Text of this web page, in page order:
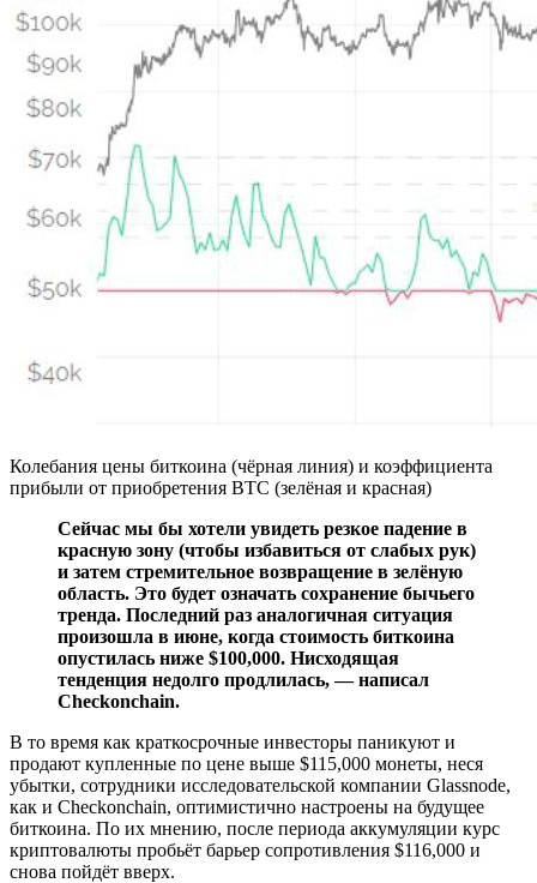
Колебания цены биткоина (чёрная линия) и коэффициента
прибыли от приобретения BTC (зелёная и красная)
Сейчас мы бы хотели увидеть резкое падение в
красную зону (чтобы избавиться от слабых рук)
и затем стремительное возвращение в зелёную
область. Это будет означать сохранение бычьего
тренда. Последний раз аналогичная ситуация
произошла в июне, когда стоимость биткоина
опустилась ниже $100,000. Нисходящая
тенденция недолго продлилась, — написал
Checkonchain.
В то время как краткосрочные инвесторы паникуют и
продают купленные по цене выше $115,000 монеты, неся
убытки, сотрудники исследовательской компании Glassnode,
как и Checkonchain, оптимистично настроены на будущее
биткоина. По их мнению, после периода аккумуляции курс
криптовалюты пробьёт барьер сопротивления $116,000 и
снова пойдёт вверх.